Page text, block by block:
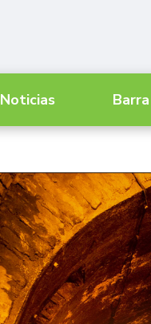
Noticias